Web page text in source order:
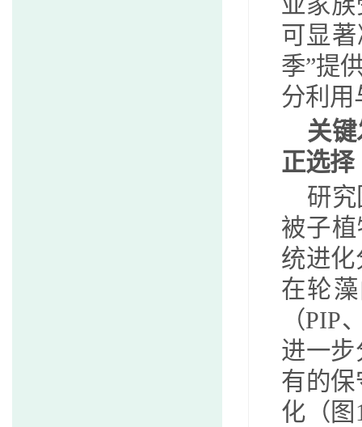
可显
季”提
分利用
关
正选择
研
被子
统进
在轮
（PIP
进一步
有的
化（图